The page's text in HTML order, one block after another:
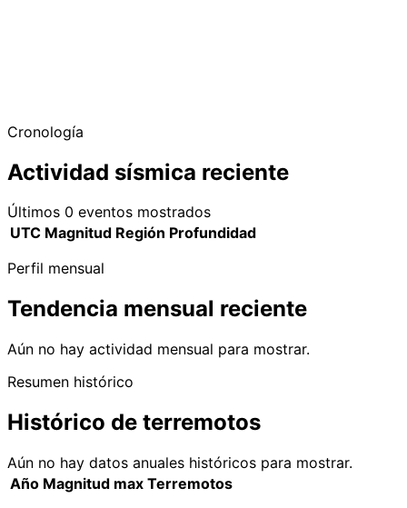
Cronología
Actividad sísmica reciente
Últimos 0 eventos mostrados
UTC Magnitud Región Profundidad
Perfil mensual
Tendencia mensual reciente
Aún no hay actividad mensual para mostrar.
Resumen histórico
Histórico de terremotos
Aún no hay datos anuales históricos para mostrar.
Año Magnitud max Terremotos